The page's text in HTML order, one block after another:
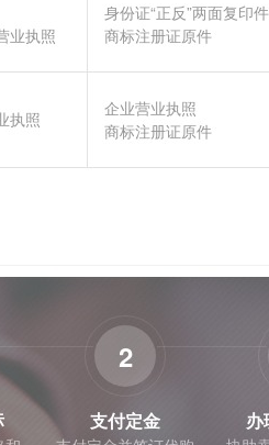
业执照
身份证“正反”两面复印件
商标注册证原件
执照
企业营业执照
商标注册证原件
2
支付定金 办